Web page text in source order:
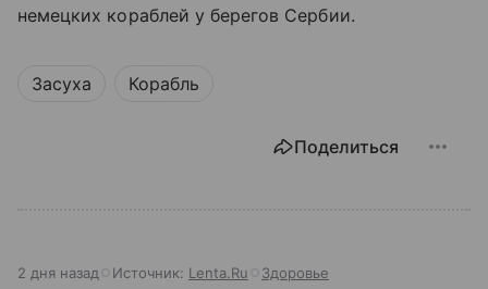
немецких кораблей у берегов Сербии.
Засуха Корабль
Поделиться
2 дня назад Источник: Lenta.Ru Здоровье